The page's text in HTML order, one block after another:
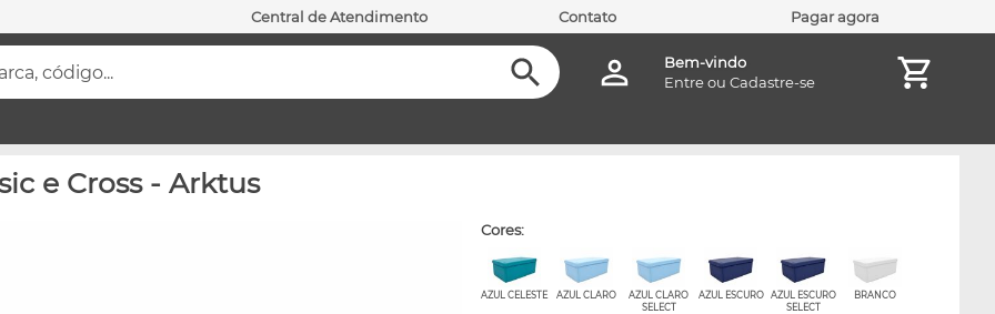
Central de Atendimento Contato Pagar agora
código...
Bem-vindo
Entreou Cadastre-se
e Cross - Arktus
cores:
AZUL CELESTE AZUL CLARO
AZUL CLARO
SELECT
AZUL ESCURO
AZUL ESCURO
SELECT
BRANCO